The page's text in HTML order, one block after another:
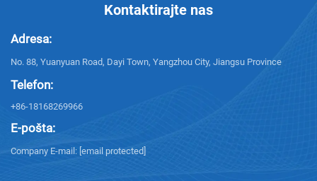
Kontaktirajte nas
Adresa:
No. 88, Yuanyuan Road, Dayi Town, Yangzhou City, Jiangsu Province
Telefon:
+86-18168269966
E-pošta:
Company E-mail: [email protected]